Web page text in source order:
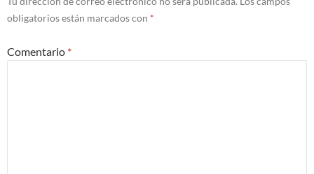
obligatorios están marcados con *
Comentario *